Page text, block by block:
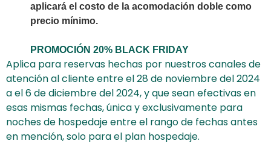
aplicará el costo de la acomodación doble como
precio mínimo.
PROMOCIÓN 20% BLACK FRIDAY
Aplica para reservas hechas por nuestros canales de
atención al cliente entre el 28 de noviembre del 2024
a el 6 de diciembre del 2024, y que sean efectivas en
esas mismas fechas, única y exclusivamente para
noches de hospedaje entre el rango de fechas antes
en mención, solo para el plan hospedaje.